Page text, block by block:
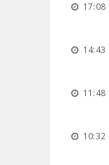
17:08
14:43
11:48
10:32